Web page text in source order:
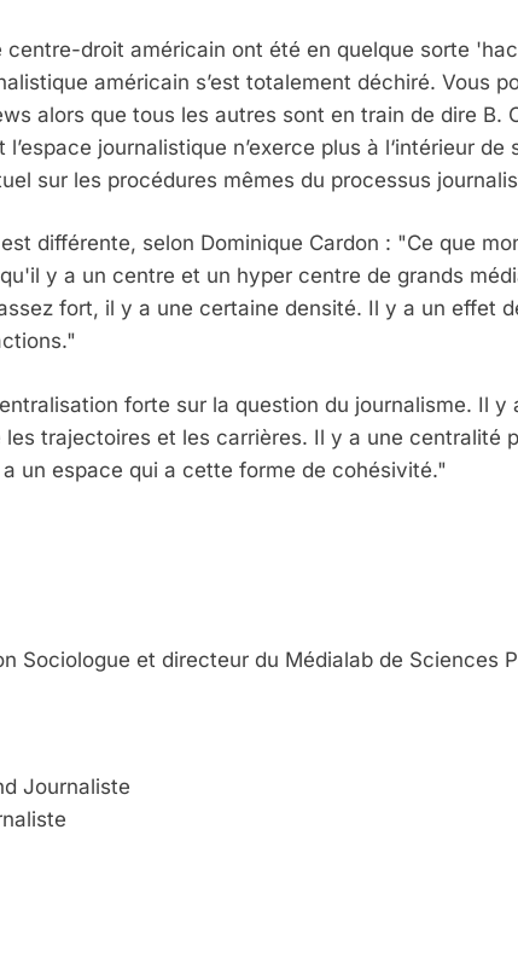
centre-droit américain ont été en quelque sorte
américain s’est totalement déchiré. Vous
alors que tous les autres sont en train de dire B.
journalistique n’exerce plus à l‘intérieur de
sur les procédures mêmes du processus
différente, selon Dominique Cardon : "Ce que
y a un centre et un hyper centre de grands
fort, il y a une certaine densité. Il y a un effet
forte sur la question du journalisme. Il y
trajectoires et les carrières. Il y a une centralité
un espace qui a cette forme de cohésivité."
Sociologue et directeur du Médialab de Sciences
Journaliste
L’année La Plus Meurtrière Selon Le
DIGNE ET RÉSILIENTE : POURQUOI JE